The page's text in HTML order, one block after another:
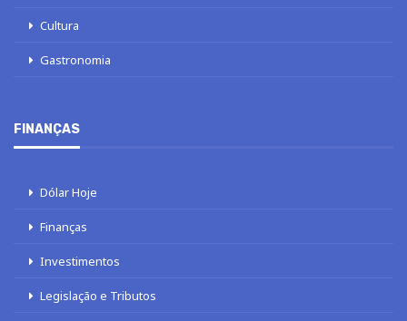
Cultura
Gastronomia
FINANÇAS
Dólar Hoje
Finanças
Investimentos
Legislação e Tributos